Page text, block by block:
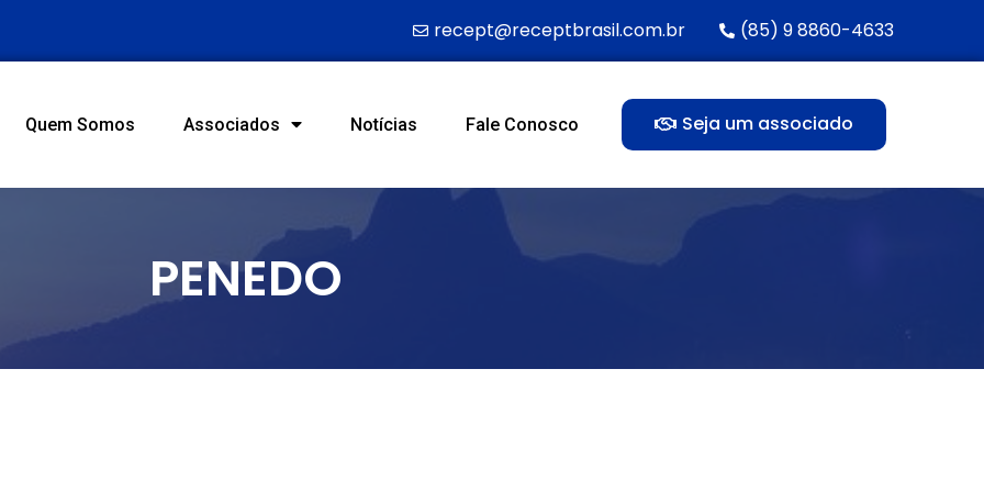
recept@receptbrasil.com.br (85) 9 8860-4633
Quem Somos Associados Notícias Fale Conosco Seja um associado
PENEDO